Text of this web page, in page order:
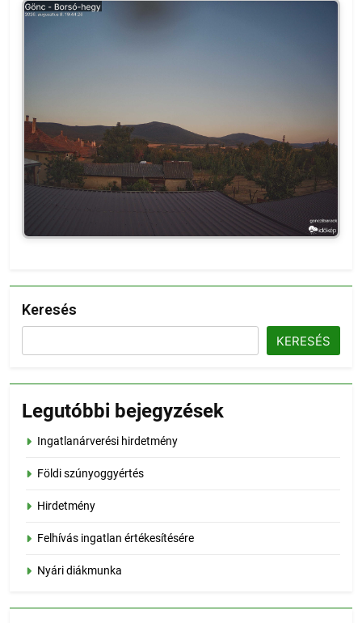
Keresés
KERESÉS
Legutóbbi bejegyzések
Ingatlanárverési hirdetmény
Földi szúnyoggyértés
Hirdetmény
Felhívás ingatlan értékesítésére
Nyári diákmunka